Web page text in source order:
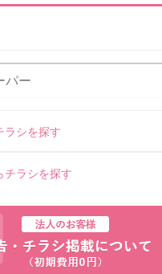
ラシを探す
チラシを探す